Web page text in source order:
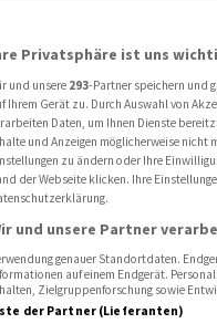
mit Wachstumsbeschleunigung
die
mit
Privatsphäre ist uns
und unsere 293-Partner speichern und
Ihrem Gerät zu. Durch Auswahl von
Daten, um Ihnen Dienste
und Anzeigen möglicherweise nicht
zu ändern oder Ihre
der Webseite klicken. Ihre
und unsere Partner
genauer Standortdaten.
auf einem Endgerät.
Zielgruppenforschung sowie
der Partner (Lieferanten)